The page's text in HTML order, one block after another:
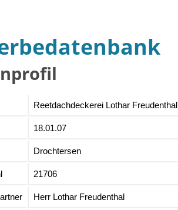
Reetdachdeckerei Lothar
18.01.07
Drochtersen
21706
Herr Lothar Freudenthal